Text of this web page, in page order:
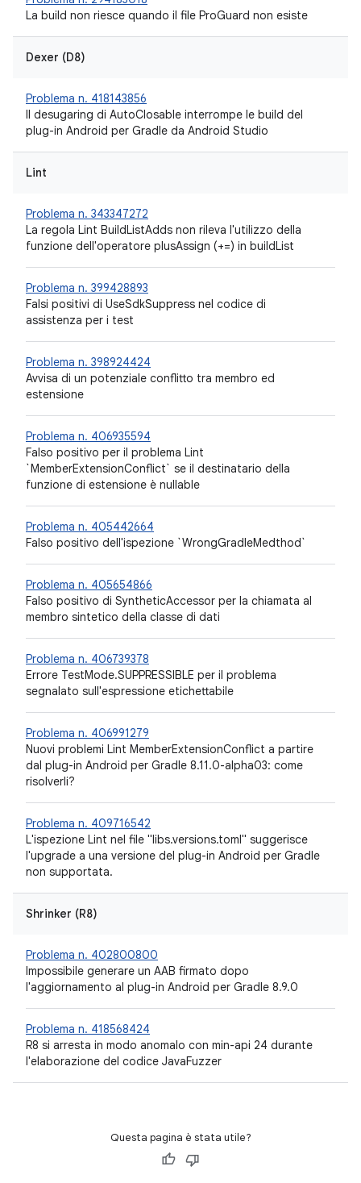
La build non riesce quando il file ProGuard non esiste
Dexer (D8)
Problema n. 418143856
Il desugaring di AutoClosable interrompe le build del
plug-in Android per Gradle da Android Studio
Lint
Problema n. 343347272
La regola Lint BuildListAdds non rileva l'utilizzo della
funzione dell'operatore plusAssign (+=) in buildList
Problema n. 399428893
Falsi positivi di UseSdkSuppress nel codice di
assistenza per i test
Problema n. 398924424
Avvisa di un potenziale conflitto tra membro ed
estensione
Problema n. 406935594
Falso positivo per il problema Lint
`MemberExtensionConflict` se il destinatario della
funzione di estensione è nullable
Problema n. 405442664
Falso positivo dell'ispezione `WrongGradleMedthod`
Problema n. 405654866
Falso positivo di SyntheticAccessor per la chiamata al
membro sintetico della classe di dati
Problema n. 406739378
Errore TestMode.SUPPRESSIBLE per il problema
segnalato sull'espressione etichettabile
Problema n. 406991279
Nuovi problemi Lint MemberExtensionConflict a partire
dal plug-in Android per Gradle 8.11.0-alpha03: come
risolverli?
Problema n. 409716542
L'ispezione Lint nel file "libs.versions.toml" suggerisce
l'upgrade a una versione del plug-in Android per Gradle
non supportata.
Shrinker (R8)
Problema n. 402800800
Impossibile generare un AAB firmato dopo
l'aggiornamento al plug-in Android per Gradle 8.9.0
Problema n. 418568424
R8 si arresta in modo anomalo con min-api 24 durante
l'elaborazione del codice JavaFuzzer
Questa pagina è stata utile?